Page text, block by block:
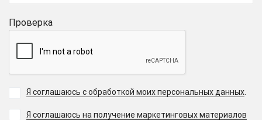
Проверка
Я соглашаюсь с обработкой моих персональных данных
Я соглашаюсь на получение маркетинговых материалов